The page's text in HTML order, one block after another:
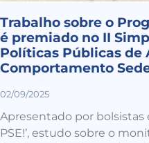
Trabalho sobre o
é premiado no II
Políticas Públicas de
Comportamento
02/09/2025
Apresentado por bolsistas
PSE!’, estudo sobre o